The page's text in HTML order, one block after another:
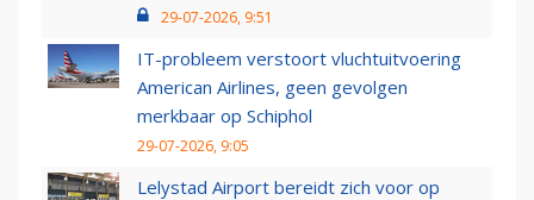
29-07-2026, 9:51
IT-probleem verstoort vluchtuitvoering
American Airlines, geen gevolgen
merkbaar op Schiphol
29-07-2026, 9:05
Lelystad Airport bereidt zich voor op